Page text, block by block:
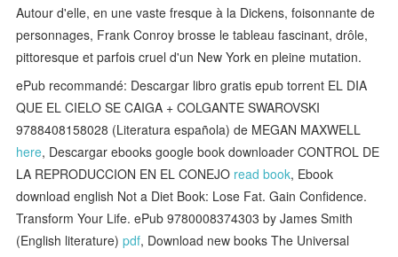
Autour d'elle, en une vaste fresque à la Dickens, foisonnante de
personnages, Frank Conroy brosse le tableau fascinant, drôle,
pittoresque et parfois cruel d'un New York en pleine mutation.
ePub recommandé: Descargar libro gratis epub torrent EL DIA
QUE EL CIELO SE CAIGA + COLGANTE SWAROVSKI
9788408158028 (Literatura española) de MEGAN MAXWELL
here, Descargar ebooks google book downloader CONTROL DE
LA REPRODUCCION EN EL CONEJO read book, Ebook
download english Not a Diet Book: Lose Fat. Gain Confidence.
Transform Your Life. ePub 9780008374303 by James Smith
(English literature)pdf, Download new books The Universal